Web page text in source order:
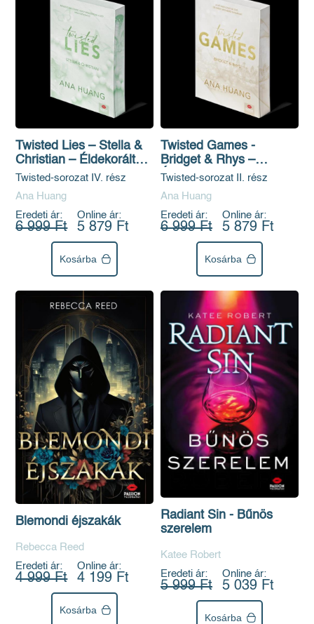
Twisted Lies – Stella &
Christian – Éldekorált
kiadás
Twisted-sorozat IV. rész
Ana Huang
Eredeti ár:
6 999 Ft
Online ár:
5 879 Ft
Kosárba
Twisted Games -
Bridget & Rhys –
Éldekorált kiadás
Twisted-sorozat II. rész
Ana Huang
Eredeti ár:
6 999 Ft
Online ár:
5 879 Ft
Kosárba
Blemondi éjszakák
Rebecca Reed
Eredeti ár:
4 999 Ft
Online ár:
4 199 Ft
Kosárba
Radiant Sin - Bűnös
szerelem
Katee Robert
Eredeti ár:
5 999 Ft
Online ár:
5 039 Ft
Kosárba